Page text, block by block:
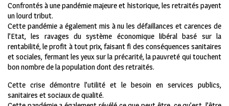
Confrontés à une pandémie majeure et historique, les retraités payent
un lourd tribut.
Cette pandémie a également mis à nu les défaillances et carences de
l’Etat, les ravages du système économique libéral basé sur la
rentabilité, le profit à tout prix, faisant fi des conséquences sanitaires
et sociales, fermant les yeux sur la précarité, la pauvreté qui touchent
bon nombre de la population dont des retraités.
Cette crise démontre l’utilité et le besoin en services publics,
sanitaires et sociaux de qualité.